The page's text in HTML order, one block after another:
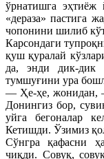
ўрнатишга эҳтиёж
«дераза» пастига
чопонини шилиб
Карсондаги
қуш қуралай
да, энди дик-дик
тумшуғини ура
— Ҳе-ҳе, жонидан,
Донингиз бор,
уйга бегоналар
Кетишди. Ўзимиз
Сўнгра қафасни
чиқди. Совуқ,